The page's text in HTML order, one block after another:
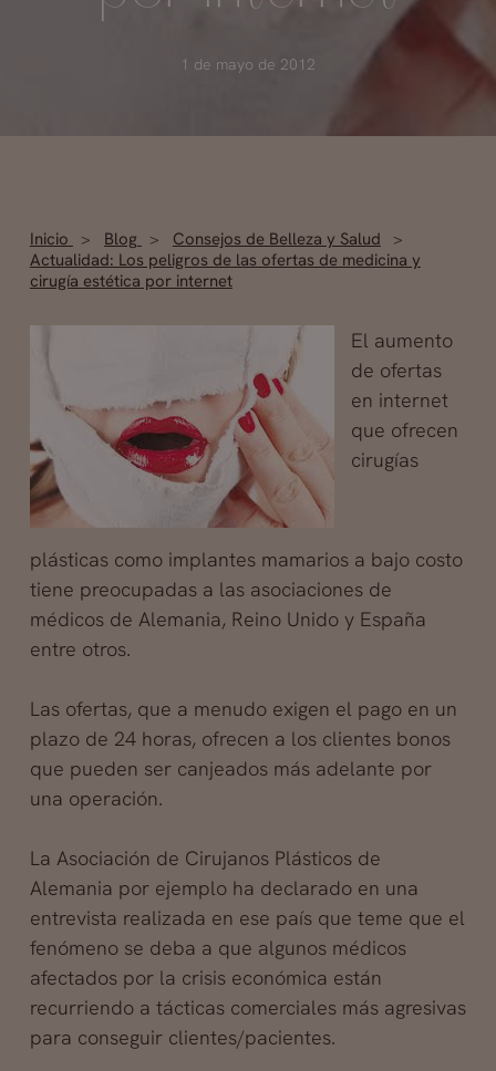
1 de mayo de 2012
Inicio Blog
Consejos de Belleza y Salud
Actualidad: Los peligros de las ofertas de medicina y
cirugía estética por internet
El aumento
de ofertas
en internet
que ofrecen
cirugías
plásticas como implantes mamarios a bajo costo
tiene preocupadas a las asociaciones de
médicos de Alemania, Reino Unido y España
entre otros.
Las ofertas, que a menudo exigen el pago en un
plazo de 24 horas, ofrecen a los clientes bonos
que pueden ser canjeados más adelante por
una operación.
La Asociación de Cirujanos Plásticos de
Alemania por ejemplo ha declarado en una
entrevista realizada en ese país que teme que el
fenómeno se deba a que algunos médicos
afectados por la crisis económica están
recurriendo a tácticas comerciales más agresivas
para conseguir clientes/pacientes.